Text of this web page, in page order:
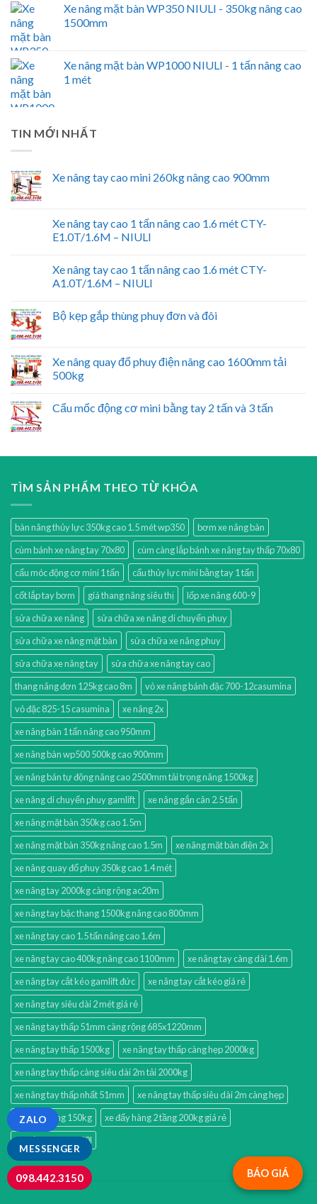
Xe nâng mặt bàn WP350 NIULI - 350kg nâng cao
1500mm
Xe nâng mặt bàn WP1000 NIULI - 1 tấn nâng cao
1 mét
TIN MỚI NHẤT
Xe nâng tay cao mini 260kg nâng cao 900mm
Xe nâng tay cao 1 tấn nâng cao 1.6 mét CTY-
E1.0T/1.6M – NIULI
Xe nâng tay cao 1 tấn nâng cao 1.6 mét CTY-
A1.0T/1.6M – NIULI
Bộ kẹp gắp thùng phuy đơn và đôi
Xe nâng quay đổ phuy điện nâng cao 1600mm tải
500kg
Cẩu mốc động cơ mini bằng tay 2 tấn và 3 tấn
TÌM SẢN PHẨM THEO TỪ KHÓA
bàn nâng thủy lực 350kg cao 1.5 mét wp350
bơm xe nâng bàn
cùm bánh xe nâng tay 70x80
cùm càng lắp bánh xe nâng tay thấp 70x80
cẩu móc động cơ mini 1 tấn
cẩu thủy lực mini bằng tay 1 tấn
cốt lắp tay bơm
giá thang nâng siêu thị
lốp xe nâng 600-9
sửa chữa xe nâng
sửa chữa xe nâng di chuyển phuy
sửa chữa xe nâng mặt bàn
sửa chữa xe nâng phuy
sửa chữa xe nâng tay
sửa chữa xe nâng tay cao
thang nâng đơn 125kg cao 8m
vỏ xe nâng bánh đặc 700-12casumina
vỏ đặc 825-15 casumina
xe nâng 2x
xe nâng bàn 1 tấn nâng cao 950mm
xe nâng bàn wp500 500kg cao 900mm
xe nâng bán tự động nâng cao 2500mm tải trọng nâng 1500kg
xe nâng di chuyển phuy gamlift
xe nâng gắn cân 2.5 tấn
xe nâng mặt bàn 350kg cao 1.5m
xe nâng mặt bàn 350kg nâng cao 1.5m
xe nâng mặt bàn điện 2x
xe nâng quay đổ phuy 350kg cao 1.4 mét
xe nâng tay 2000kg càng rộng ac20m
xe nâng tay bậc thang 1500kg nâng cao 800mm
xe nâng tay cao 1.5 tấn nâng cao 1.6m
xe nâng tay cao 400kg nâng cao 1100mm
xe nâng tay càng dài 1.6m
xe nâng tay cắt kéo gamlift đức
xe nâng tay cắt kéo giá rẻ
xe nâng tay siêu dài 2 mét giá rẻ
xe nâng tay thấp 51mm càng rộng 685x1220mm
xe nâng tay thấp 1500kg
xe nâng tay thấp càng hẹp 2000kg
xe nâng tay thấp càng siêu dài 2m tải 2000kg
xe nâng tay thấp nhất 51mm
xe nâng tay thấp siêu dài 2m càng hẹp
xe đẩy 3 tầng 150kg
xe đẩy hàng 2 tầng 200kg giá rẻ
xe đẩy hàng xth130l
BÁO GIÁ
MESSENGER
ZALO
098.442.3150